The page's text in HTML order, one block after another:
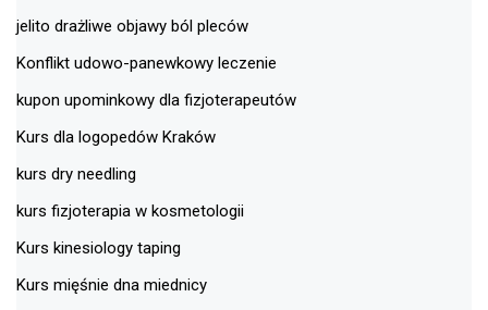
jelito drażliwe objawy ból pleców
Konflikt udowo-panewkowy leczenie
kupon upominkowy dla fizjoterapeutów
Kurs dla logopedów Kraków
kurs dry needling
kurs fizjoterapia w kosmetologii
Kurs kinesiology taping
Kurs mięśnie dna miednicy